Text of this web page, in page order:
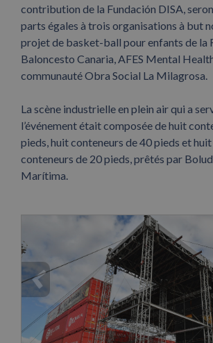
contribution de la Fundación DISA,
parts égales à trois organisations à but
projet de basket-ball pour enfants de la
Baloncesto Canaria, AFES Mental
communauté Obra Social La Milagrosa.
La scène industrielle en plein air qui a
l’événement était composée de huit
pieds, huit conteneurs de 40 pieds et
conteneurs de 20 pieds, prêtés par
Marítima.